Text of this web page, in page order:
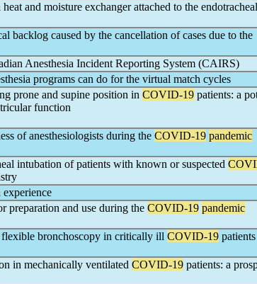
and moisture exchanger attached to the
backlog caused by the cancellation of cases due to the
Anesthesia Incident Reporting System (CAIRS)
programs can do for the virtual match cycles
prone and supine position in COVID-19 patients: a
function
of anesthesiologists during the COVID-19 pandemic
intubation of patients with known or suspected
experience
preparation and use during the COVID-19 pandemic
flexible bronchoscopy in critically ill COVID-19 patients
in mechanically ventilated COVID-19 patients: a